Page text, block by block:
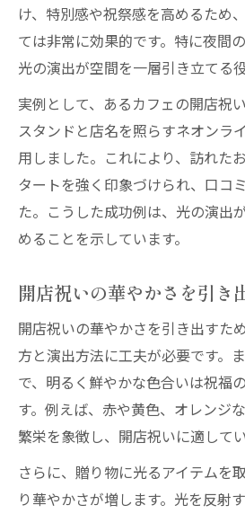
開店祝いで失礼のない
開店祝いの立札やカー
開店祝いで相手を思う言
華やかさ際立つ開店祝いの
開店祝いの華やかさを引
印象的な開店祝いを演
開店祝いで空間を彩る
開店祝いにおすすめの装
訣
け、特別感や祝祭感を高めるため
ては非常に効果的です。特に夜間
光の演出が空間を一層引き立てる
実例として、あるカフェの開店祝
スタンドと店名を照らすネオンラ
用しました。これにより、訪れた
タートを強く印象づけられ、口コ
た。こうした成功例は、光の演出
めることを示しています。
開店祝いの華やかさを引き
開店祝いの華やかさを引き出すた
方と演出方法に工夫が必要です。
で、明るく鮮やかな色合いは祝福
す。例えば、赤や黄色、オレンジ
繁栄を象徴し、開店祝いに適してい
さらに、贈り物に光るアイテムを
り華やかさが増します。光を反射